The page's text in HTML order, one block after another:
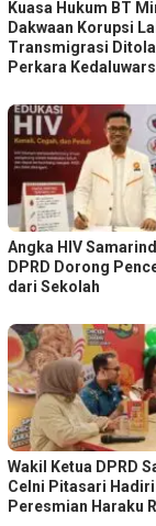
Kuasa Hukum BT
Dakwaan Korupsi
Transmigrasi
Perkara
Angka HIV
DPRD Dorong
dari Sekolah
Wakil Ketua DPRD
Celni Pitasari Hadiri
Peresmian Haraku